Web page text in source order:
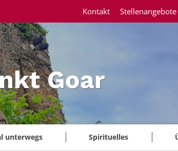
Goar
unterwegs Spirituelles
Kontakt Stellenangebote